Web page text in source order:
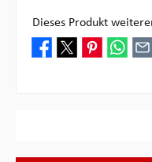
Dieses Produkt